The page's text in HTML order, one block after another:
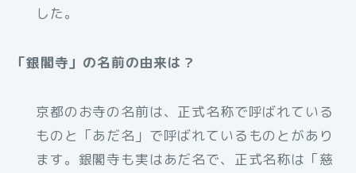
した。
「銀閣寺」の名前の由来は？
京都のお寺の名前は、正式名称で呼ばれている
ものと「あだ名」で呼ばれているものとがあり
ます。銀閣寺も実はあだ名で、正式名称は「慈